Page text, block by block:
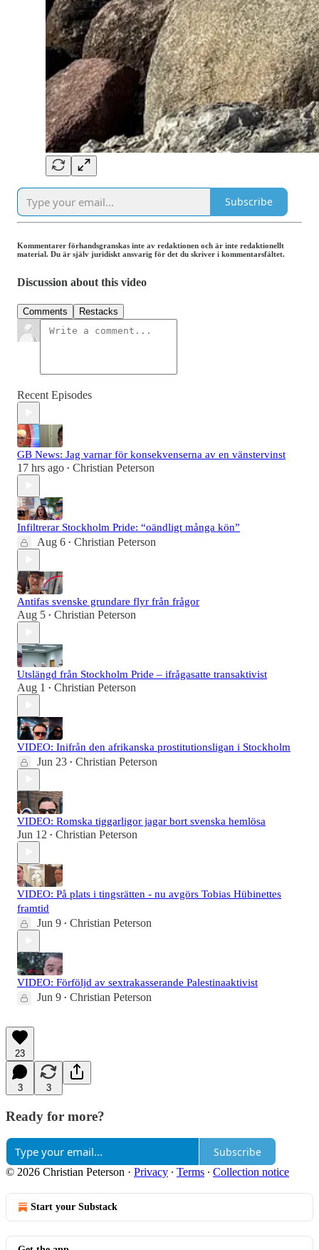
Subscribe
Kommentarer förhandsgranskas inte av redaktionen och är inte redaktionellt
material. Du är själv juridiskt ansvarig för det du skriver i kommentarsfältet.
Discussion about this video
Comments Restacks
Recent Episodes
GB News: Jag varnar för konsekvenserna av en vänstervinst
17 hrs ago • Christian Peterson
Infiltrerar Stockholm Pride: “oändligt många kön”
Aug 6 • Christian Peterson
Antifas svenske grundare flyr från frågor
Aug 5 • Christian Peterson
Utslängd från Stockholm Pride – ifrågasatte transaktivist
Aug 1 • Christian Peterson
VIDEO: Inifrån den afrikanska prostitutionsligan i Stockholm
Jun 23 • Christian Peterson
VIDEO: Romska tiggarligor jagar bort svenska hemlösa
Jun 12 • Christian Peterson
VIDEO: På plats i tingsrätten - nu avgörs Tobias Hübinettes
framtid
Jun 9 • Christian Peterson
VIDEO: Förföljd av sextrakasserande Palestinaaktivist
Jun 9 • Christian Peterson
23
3 3
Ready for more?
Subscribe
© 2026 Christian Peterson · Privacy ∙ Terms ∙ Collection notice
Start your Substack